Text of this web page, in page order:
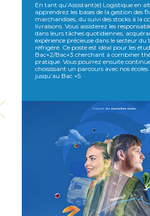
En tant qu’Assistant(e) Logistique en
apprendrez les bases de la gestion des
marchandises, du suivi des stocks à la
livraisons. Vous assisterez les
dans leurs tâches quotidiennes,
expérience précieuse dans le secteur
réfrigéré. Ce poste est idéal pour les
Bac+2/Bac+3 cherchant à combiner
pratique. Vous pourrez ensuite
choisissant un parcours avec nos
jusqu’au Bac +5.